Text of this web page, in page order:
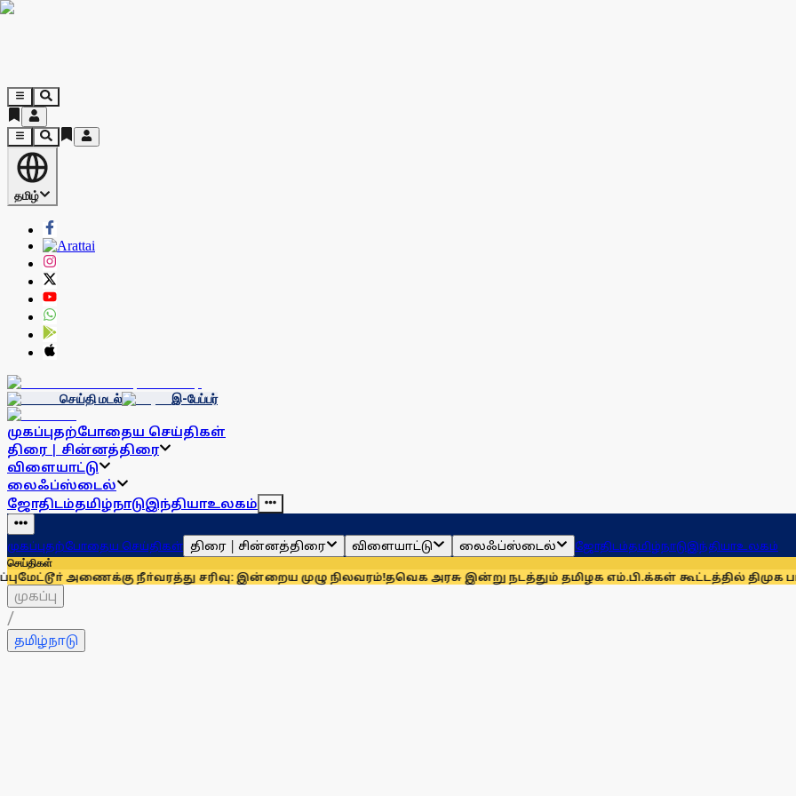
தமிழ்
செய்தி மடல் இ-பேப்பர்
முகப்புதற்போதைய செய்திகள்
திரை | சின்னத்திரை
விளையாட்டு
லைஃப்ஸ்டைல்
ஜோதிடம்தமிழ்நாடுஇந்தியாஉலகம்
முகப்புதற்போதைய செய்திகள் திரை | சின்னத்திரை விளையாட்டு லைஃப்ஸ்டைல் ஜோதிடம்தமிழ்நாடுஇந்தியாஉலகம்
செய்திகள்
நீா்வரத்து சரிவு: இன்றைய முழு நிலவரம்!தவெக அரசு இன்று நடத்தும் தமிழக எம்.பி.க்கள் கூட்டத்தில் திமுக
முகப்பு
/
தமிழ்நாடு